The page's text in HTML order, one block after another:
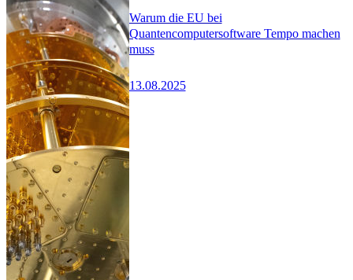
Warum die EU bei
Quantencomputersoftware Tempo machen
muss
13.08.2025